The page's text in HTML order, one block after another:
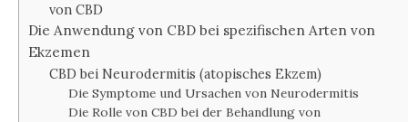
von CBD
Die Anwendung von CBD bei spezifischen Arten von
Ekzemen
CBD bei Neurodermitis (atopisches Ekzem)
Die Symptome und Ursachen von Neurodermitis
Die Rolle von CBD bei der Behandlung von